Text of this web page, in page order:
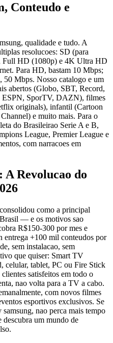
Conteudo e
qualidade e tudo. A
resolucoes: SD (para
Full HD (1080p) e 4K Ultra HD
Para HD, bastam 10 Mbps;
Mbps. Nosso catalogo e um
abertos (Globo, SBT, Record,
ESPN, SporTV, DAZN), filmes
originals), infantil (Cartoon
e muito mais. Para o
do Brasileirao Serie A e B,
League, Premier League e
com narracoes em
Revolucao do
como a principal
— e os motivos sao
R$150-300 por mes e
entrega +100 mil conteudos por
sem instalacao, sem
que quiser: Smart TV
tablet, PC ou Fire Stick
satisfeitos em todo o
nao volta para a TV a cabo.
com novos filmes
esportivos exclusivos. Se
nao perca mais tempo
um mundo de